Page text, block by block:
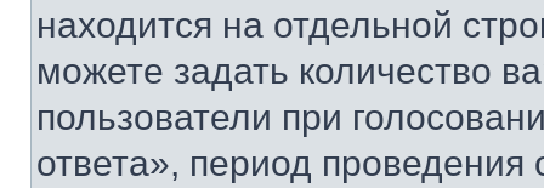
находится на отдельной
можете задать количество
пользователи при
ответа», период проведения